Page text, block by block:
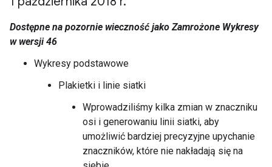
Dostępne na pozornie wieczność jako Zamrożone Wykresy
w wersji 46
Wykresy podstawowe
Plakietki i linie siatki
Wprowadziliśmy kilka zmian w znaczniku
osi i generowaniu linii siatki, aby
umożliwić bardziej precyzyjne upychanie
znaczników, które nie nakładają się na